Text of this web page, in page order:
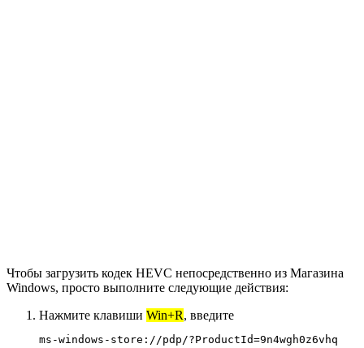
Чтобы загрузить кодек HEVC непосредственно из Магазина
Windows, просто выполните следующие действия:
Нажмите клавиши Win+R, введите
ms-windows-store://pdp/?ProductId=9n4wgh0z6vhq